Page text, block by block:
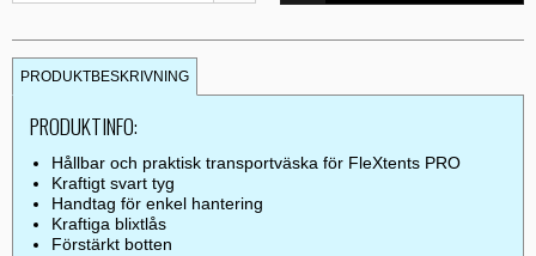
PRODUKTBESKRIVNING
PRODUKTINFO:
Hållbar och praktisk transportväska för FleXtents PRO
Kraftigt svart tyg
Handtag för enkel hantering
Kraftiga blixtlås
Förstärkt botten